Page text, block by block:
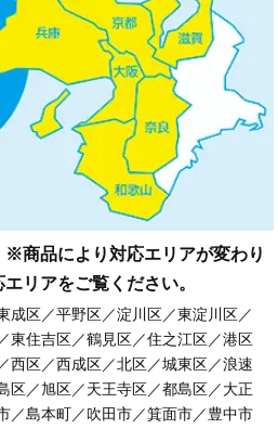
商品により対応エリアが変わり
リアをご覧ください。
成区／平野区／淀川区／東淀川区／
東住吉区／鶴見区／住之江区／港区
西区／西成区／北区／城東区／浪速
区／旭区／天王寺区／都島区／大正
／島本町／吹田市／箕面市／豊中市